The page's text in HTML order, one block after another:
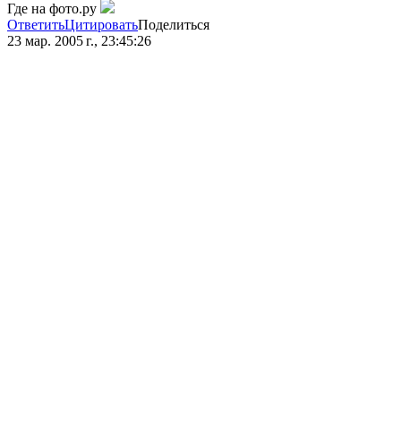
Где на фото.ру
ОтветитьЦитироватьПоделиться
23 мар. 2005 г., 23:45:26